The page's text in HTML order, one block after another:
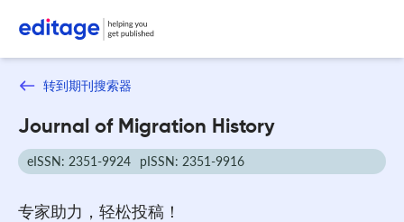
转到期刊搜索器
Journal of Migration History
eISSN: 2351-9924 pISSN: 2351-9916
专家助力，轻松投稿！